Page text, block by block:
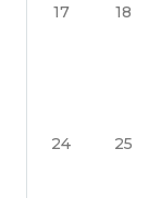
17 18
24 25